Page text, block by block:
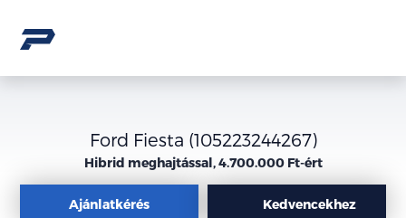
Ford Fiesta (105223244267)
Hibrid meghajtással, 4.700.000 Ft-ért
Ajánlatkérés Kedvencekhez